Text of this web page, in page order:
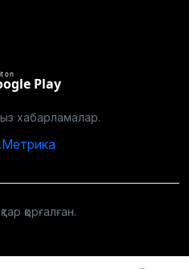
on
Play
хабарламалар.
қорғалған.